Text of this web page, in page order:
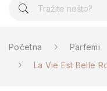
Početna Parfemi
La Vie Est Belle